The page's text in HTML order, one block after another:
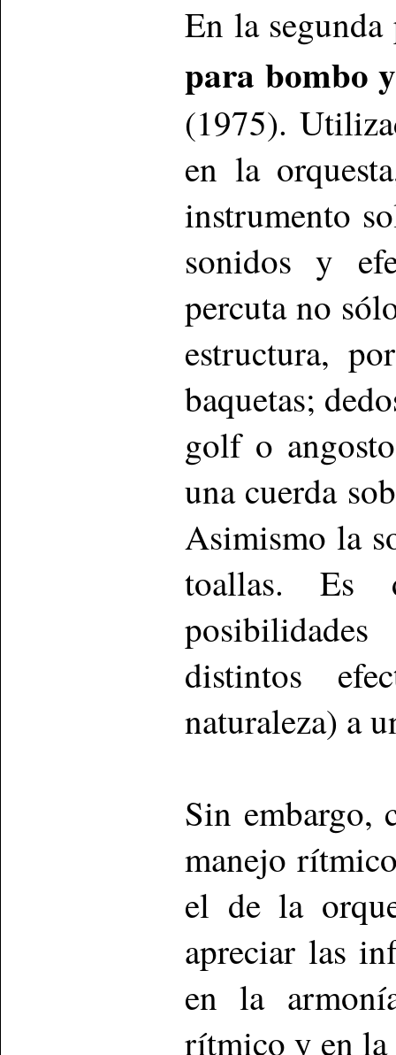
En la
para bombo
(1975).
en la
instrumento
sonidos y
percuta no
estructura,
baquetas;
golf o
una cuerda
Asimismo la
toallas. Es
distintos
naturaleza) a
Sin embargo,
manejo
el de la
apreciar las
en la
rítmico y en la